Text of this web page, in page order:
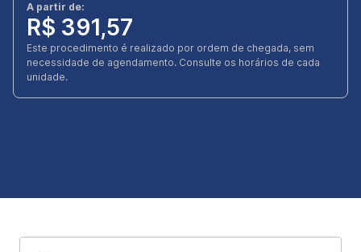
A partir de:
R$ 391,57
Este procedimento é realizado por ordem de chegada, sem
necessidade de agendamento. Consulte os horários de cada
unidade.